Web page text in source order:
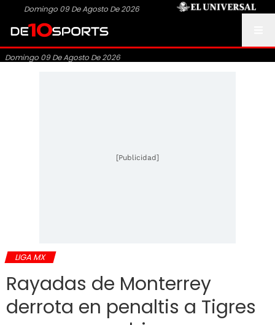
Domingo 09 De Agosto De 2026
Domingo 09 De Agosto De 2026
[Publicidad]
LIGA MX
Rayadas de Monterrey
derrota en penaltis a Tigres